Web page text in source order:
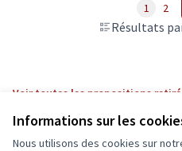
Informations sur les
Nous utilisons des cookies sur
Résultats
1 2
Voir toutes les propositions
Conditions d'utilisation